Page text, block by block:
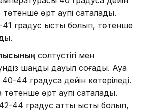
өрт қаупі сақталады.
41 градус ыстық болып, төтенше
солтүстігі мен
шаңды дауыл соғады. Ауа
44 градусқа дейін көтеріледі.
өрт қаупі сақталады.
42-44 градус қатты ыстық болып,